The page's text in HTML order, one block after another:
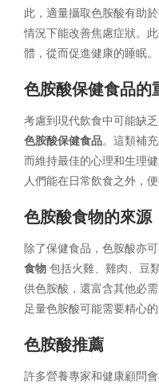
此，適量攝取色胺酸有助
情況下能改善焦慮症狀。
體，從而促進健康的睡眠。
色胺酸保健食品的
考慮到現代飲食中可能缺
色胺酸保健食品。這類補
而維持最佳的心理和生理
人們能在日常飲食之外，
色胺酸食物的來源
除了保健食品，色胺酸亦
食物 包括火雞、雞肉、豆
供色胺酸，還富含其他必
足量色胺酸可能需要精心的
色胺酸推薦
許多營養專家和健康顧問